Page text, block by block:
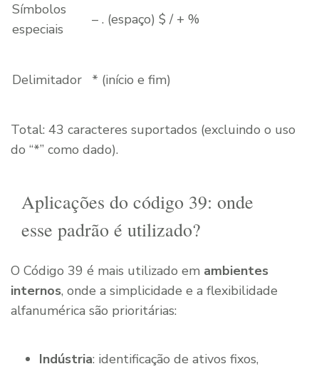
Símbolos
especiais
– . (espaço) $ / + %
Delimitador * (início e fim)
Total: 43 caracteres suportados (excluindo o uso
do “*” como dado).
Aplicações do código 39: onde
esse padrão é utilizado?
O Código 39 é mais utilizado em ambientes
internos, onde a simplicidade e a flexibilidade
alfanumérica são prioritárias:
Indústria: identificação de ativos fixos,